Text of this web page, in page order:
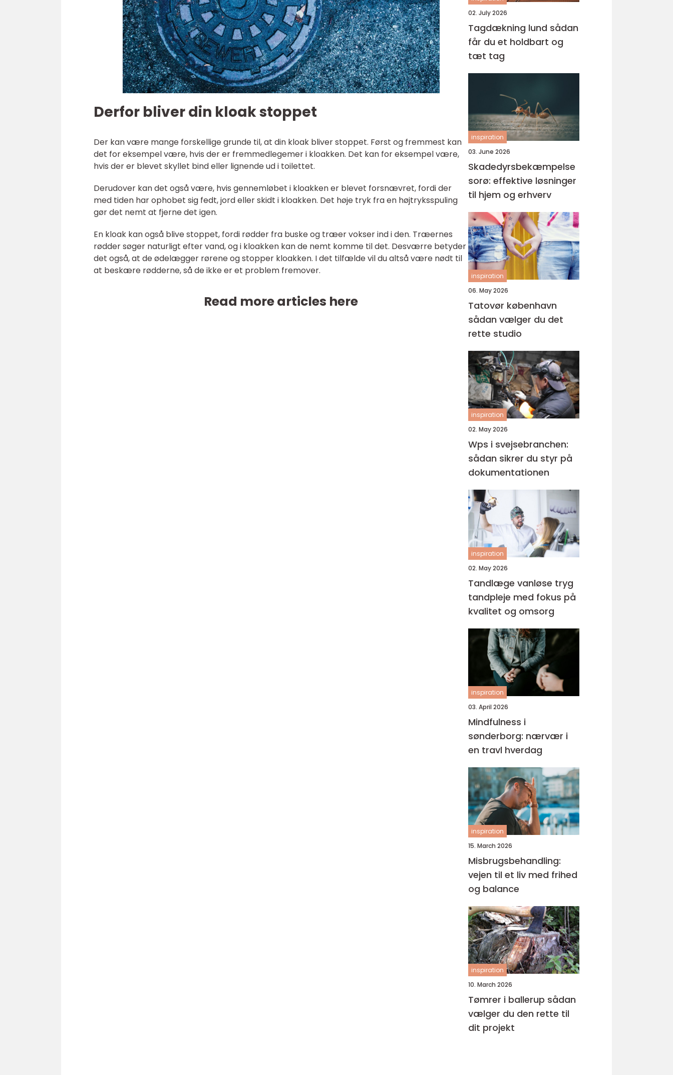
Derfor bliver din kloak stoppet
Der kan være mange forskellige grunde til, at din kloak bliver stoppet. Først og fremmest kan
det for eksempel være, hvis der er fremmedlegemer i kloakken. Det kan for eksempel være,
hvis der er blevet skyllet bind eller lignende ud i toilettet.
Derudover kan det også være, hvis gennemløbet i kloakken er blevet forsnævret, fordi der
med tiden har ophobet sig fedt, jord eller skidt i kloakken. Det høje tryk fra en højtryksspuling
gør det nemt at fjerne det igen.
En kloak kan også blive stoppet, fordi rødder fra buske og træer vokser ind i den. Træernes
rødder søger naturligt efter vand, og i kloakken kan de nemt komme til det. Desværre betyder
det også, at de ødelægger rørene og stopper kloakken. I det tilfælde vil du altså være nødt til
at beskære rødderne, så de ikke er et problem fremover.
Read more articles here
02. July 2026
Tagdækning lund sådan
får du et holdbart og
tæt tag
inspiration
03. June 2026
Skadedyrsbekæmpelse
sorø: effektive løsninger
til hjem og erhverv
inspiration
06. May 2026
Tatovør københavn
sådan vælger du det
rette studio
inspiration
02. May 2026
Wps i svejsebranchen:
sådan sikrer du styr på
dokumentationen
inspiration
02. May 2026
Tandlæge vanløse tryg
tandpleje med fokus på
kvalitet og omsorg
inspiration
03. April 2026
Mindfulness i
sønderborg: nærvær i
en travl hverdag
inspiration
15. March 2026
Misbrugsbehandling:
vejen til et liv med frihed
og balance
inspiration
10. March 2026
Tømrer i ballerup sådan
vælger du den rette til
dit projekt